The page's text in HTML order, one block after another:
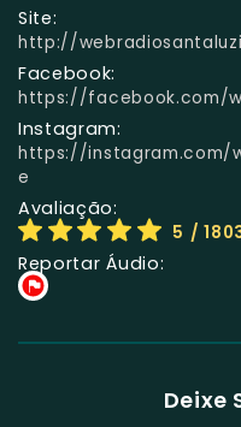
Site:
http://
Facebook:
https://facebook.com/
Instagram:
https://instagram.com/
e
Avaliação:
5 /
Reportar Áudio:
Deixe